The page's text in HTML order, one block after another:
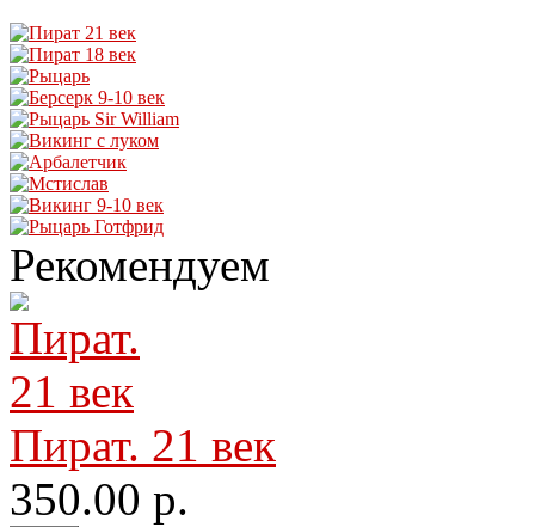
Рекомендуем
Пират. 21 век
350.00 р.